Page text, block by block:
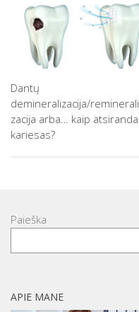
Dantų
demineralizacija/reminerali
zacija arba… kaip atsiranda
kariesas?
Paieška
APIE MANE